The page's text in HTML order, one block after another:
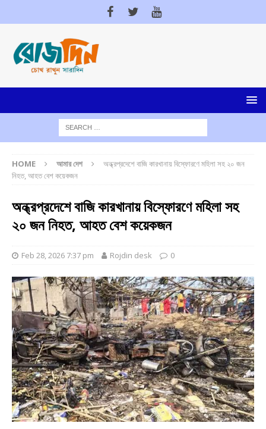
HOME আমার দেশ
অন্ধ্রপ্রদেশে বাজি কারখানায় বিস্ফোরণে মহিলা সহ ২০ জন
নিহত, আহত বেশ কয়েকজন
অন্ধ্রপ্রদেশে বাজি কারখানায় বিস্ফোরণে মহিলা সহ
২০ জন নিহত, আহত বেশ কয়েকজন
Feb 28, 2026 7:37 pm Rojdin desk 0